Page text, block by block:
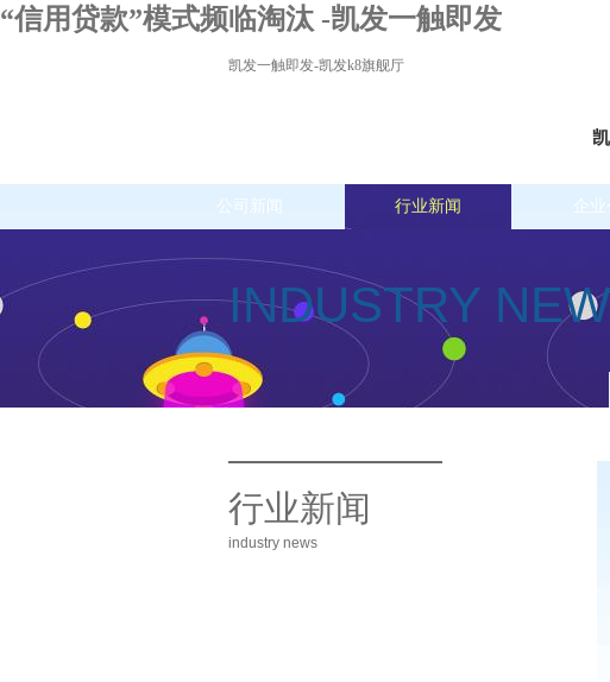
“信用贷款”模式频临淘汰 -凯发一触即发
凯发一触即发-凯发k8旗舰厅
公司新闻 行业新闻 企业
INDUSTRY
行业新闻
industry news